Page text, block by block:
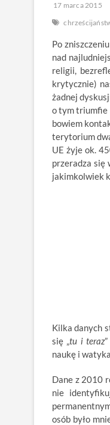
17 marca 2015
Po
nad
religii,
krytycznie)
żadnej
o tym triumfie
bowiem
terytorium
UE żyje ok.
przeradza się
jakimkolwiek
Kilka danych
się „tu i teraz
naukę i
Dane z 2010
nie
osób było